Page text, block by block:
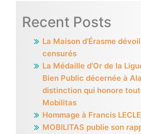
Recent Posts
La Maison d’Érasme
censurés
La Médaille d’Or de la
Bien Public décernée à
distinction qui honore
Mobilitas
Hommage à Francis
MOBILITAS publie son